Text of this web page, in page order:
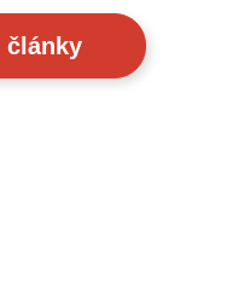
články